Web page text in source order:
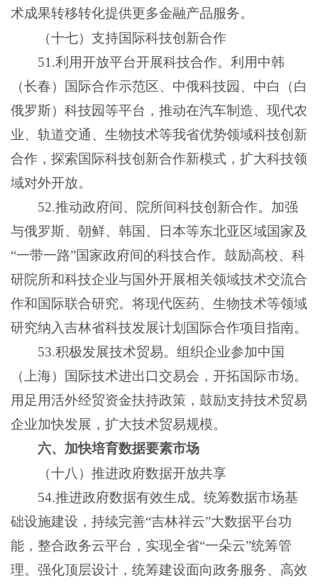
术成果转移转化提供更多金融产品服务。
（十七）支持国际科技创新合作
51.利用开放平台开展科技合作。利用中韩
（长春）国际合作示范区、中俄科技园、中白（白
俄罗斯）科技园等平台，推动在汽车制造、现代农
业、轨道交通、生物技术等我省优势领域科技创新
合作，探索国际科技创新合作新模式，扩大科技领
域对外开放。
52.推动政府间、院所间科技创新合作。加强
与俄罗斯、朝鲜、韩国、日本等东北亚区域国家及
“一带一路”国家政府间的科技合作。鼓励高校、科
研院所和科技企业与国外开展相关领域技术交流合
作和国际联合研究。将现代医药、生物技术等领域
研究纳入吉林省科技发展计划国际合作项目指南。
53.积极发展技术贸易。组织企业参加中国
（上海）国际技术进出口交易会，开拓国际市场。
用足用活外经贸资金扶持政策，鼓励支持技术贸易
企业加快发展，扩大技术贸易规模。
六、加快培育数据要素市场
（十八）推进政府数据开放共享
54.推进政府数据有效生成。统筹数据市场基
础设施建设，持续完善“吉林祥云”大数据平台功
能，整合政务云平台，实现全省“一朵云”统筹管
理。强化顶层设计，统筹建设面向政务服务、高效